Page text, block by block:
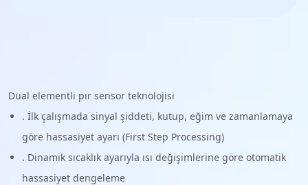
Dual elementli pır sensor teknolojisi
. İlk çalışmada sinyal şiddeti, kutup, eğim ve zamanlamaya
göre hassasiyet ayarı (First Step Processing)
. Dinamik sıcaklık ayarıyla ısı değişimlerine göre otomatik
hassasiyet dengeleme